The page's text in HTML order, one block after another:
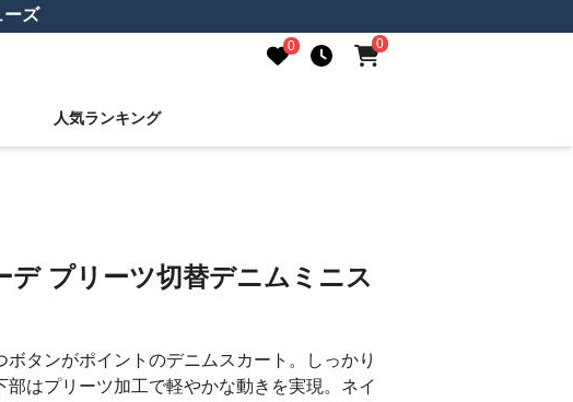
ズ
0 0
人気ランキング
デ プリーツ切替デニムミニス
ボタンがポイントのデニムスカート。しっかり
部はプリーツ加工で軽やかな動きを実現。ネイ